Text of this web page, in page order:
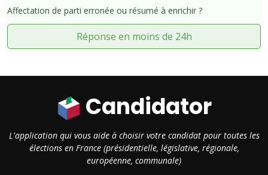
Affectation de parti erronée ou résumé à enrichir ?
Réponse en moins de 24h
Candidator
L'application qui vous aide à choisir votre candidat pour toutes les
élections en France (présidentielle, législative, régionale,
européenne, communale)